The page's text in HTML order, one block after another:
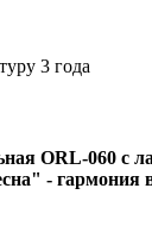
3 года
ORL-060 с
- гармония